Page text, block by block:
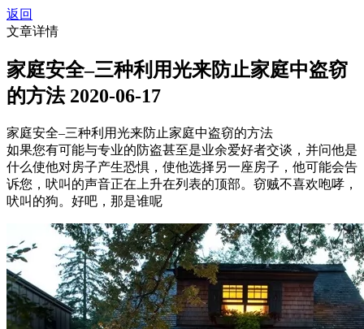
返回
文章详情
家庭安全–三种利用光来防止家庭中盗窃
的方法2020-06-17
家庭安全–三种利用光来防止家庭中盗窃的方法
如果您有可能与专业的防盗甚至是业余爱好者交谈，并问他是
什么使他对房子产生恐惧，使他选择另一座房子，他可能会告
诉您，吠叫的声音正在上升在列表的顶部。窃贼不喜欢咆哮，
吠叫的狗。好吧，那是谁呢